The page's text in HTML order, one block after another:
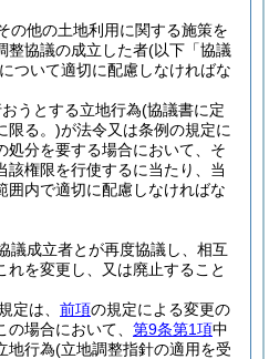
の他の土地利用に関する施策を
整協議の成立した者(以下「協議
ついて適切に配慮しなければな
うとする立地行為(協議書に定
限る。)が法令又は条例の規定に
処分を要する場合において、そ
該権限を行使するに当たり、当
囲内で適切に配慮しなければな
議成立者とが再度協議し、相互
れを変更し、又は廃止すること
定は、 前項の規定による変更の
の場合において、 第9条第1項中
地行為(立地調整指針の適用を受